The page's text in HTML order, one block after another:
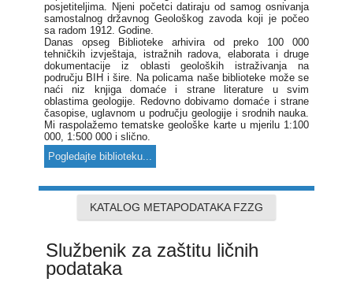
posjetiteljima. Njeni početci datiraju od samog osnivanja
samostalnog državnog Geološkog zavoda koji je počeo
sa radom 1912. Godine.
Danas opseg Biblioteke arhivira od preko 100 000
tehničkih izvještaja, istražnih radova, elaborata i druge
dokumentacije iz oblasti geoloških istraživanja na
području BIH i šire. Na policama naše biblioteke može se
naći niz knjiga domaće i strane literature u svim
oblastima geologije. Redovno dobivamo domaće i strane
časopise, uglavnom u području geologije i srodnih nauka.
Mi raspolažemo tematske geološke karte u mjerilu 1:100
000, 1:500 000 i slično.
Pogledajte biblioteku...
KATALOG METAPODATAKA FZZG
Službenik za zaštitu ličnih
podataka